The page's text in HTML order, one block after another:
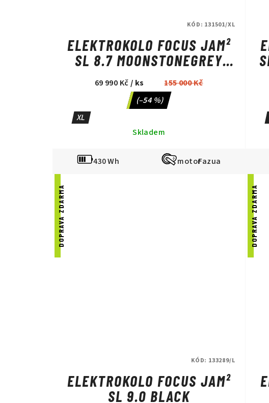
ELEKTROKOLO FOCUS JAM²
SL 8.7 MOONSTONEGREY
GLOSSY/CARBON RAW
GLOSSY
69 990 Kč/ ks
155 000 Kč
(–54 %)
XL
Skladem
KÓD: 131501/XL
430 Wh Fazua
DOPRAVA ZDARMA
ELEKTROKOLO FOCUS JAM²
SL 9.0 BLACK
KÓD: 133289/L
DOPRAVA ZDARMA